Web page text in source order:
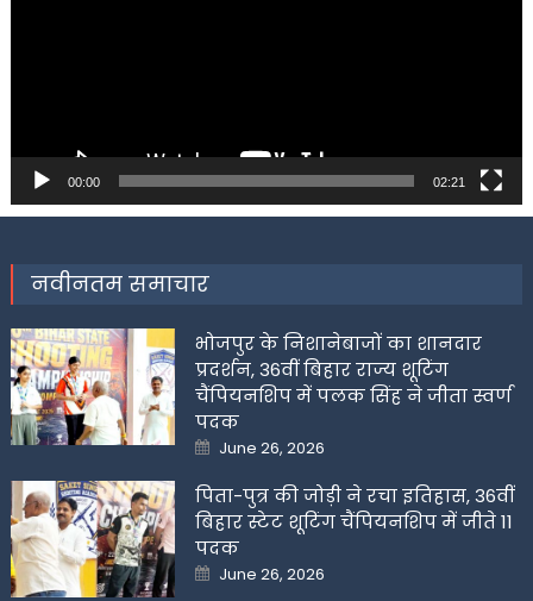
00:00 02:21
नवीनतम समाचार
भोजपुर के निशानेबाजों का शानदार
प्रदर्शन, 36वीं बिहार राज्य शूटिंग
चैंपियनशिप में पलक सिंह ने जीता स्वर्ण
पदक
Posted
on
June 26, 2026
पिता-पुत्र की जोड़ी ने रचा इतिहास, 36वीं
बिहार स्टेट शूटिंग चैंपियनशिप में जीते 11
पदक
Posted
on
June 26, 2026